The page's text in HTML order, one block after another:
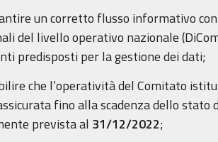
un corretto flusso informativo
del livello operativo nazionale
predisposti per la gestione dei dati;
che l’operatività del Comitato
fino alla scadenza dello stato
prevista al 31/12/2022;